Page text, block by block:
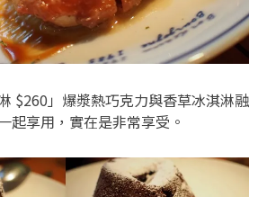
$260」爆漿熱巧克力與香草冰淇淋融
起享用，實在是非常享受。